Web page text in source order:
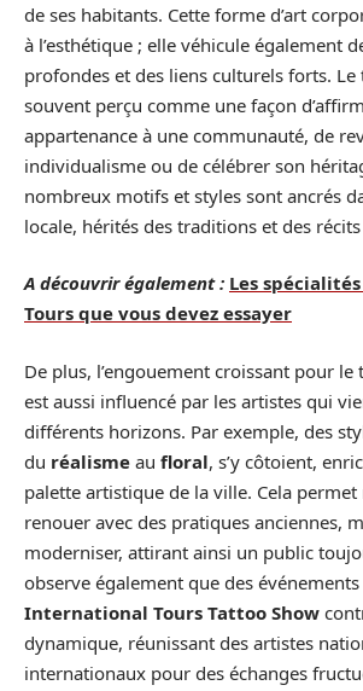
de ses habitants. Cette forme d’art
à l’esthétique ; elle véhicule également
profondes et des liens culturels forts. Le
souvent perçu comme une façon
appartenance à une communauté, de
individualisme ou de célébrer son
nombreux motifs et styles sont ancrés
locale, hérités des traditions et des
A découvrir également : Les
Tours que vous devez essayer
De plus, l’engouement croissant pour le
est aussi influencé par les artistes qui
différents horizons. Par exemple, des
du réalisme au floral, s’y côtoient,
palette artistique de la ville. Cela
renouer avec des pratiques anciennes,
moderniser, attirant ainsi un public
observe également que des
International Tours Tattoo Show
dynamique, réunissant des artistes
internationaux pour des échanges